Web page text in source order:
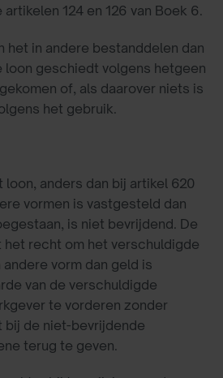
124 en 126 van Boek 6.
het in andere bestanddelen dan
loon geschiedt volgens hetgeen
of, als daarover niets is
het gebruik.
loon, anders dan bij artikel 620
vormen is vastgesteld dan
is niet bevrijdend. De
recht om het verschuldigde
vorm dan geld is
van de verschuldigde
te vorderen zonder
bij de niet-bevrijdende
terug te geven.